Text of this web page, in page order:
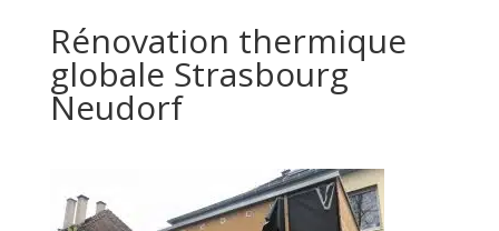
Rénovation thermique
globale Strasbourg
Neudorf